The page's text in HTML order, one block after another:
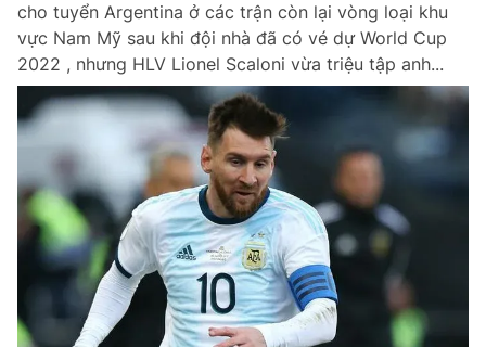
cho tuyển Argentina ở các trận còn lại vòng loại khu
vực Nam Mỹ sau khi đội nhà đã có vé dự World Cup
2022 , nhưng HLV Lionel Scaloni vừa triệu tập anh...